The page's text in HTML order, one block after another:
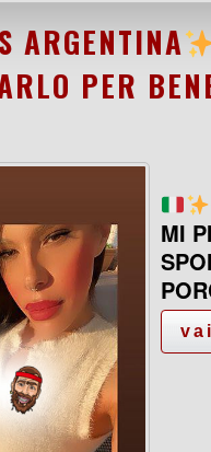
ARGENTINA
PER
MI